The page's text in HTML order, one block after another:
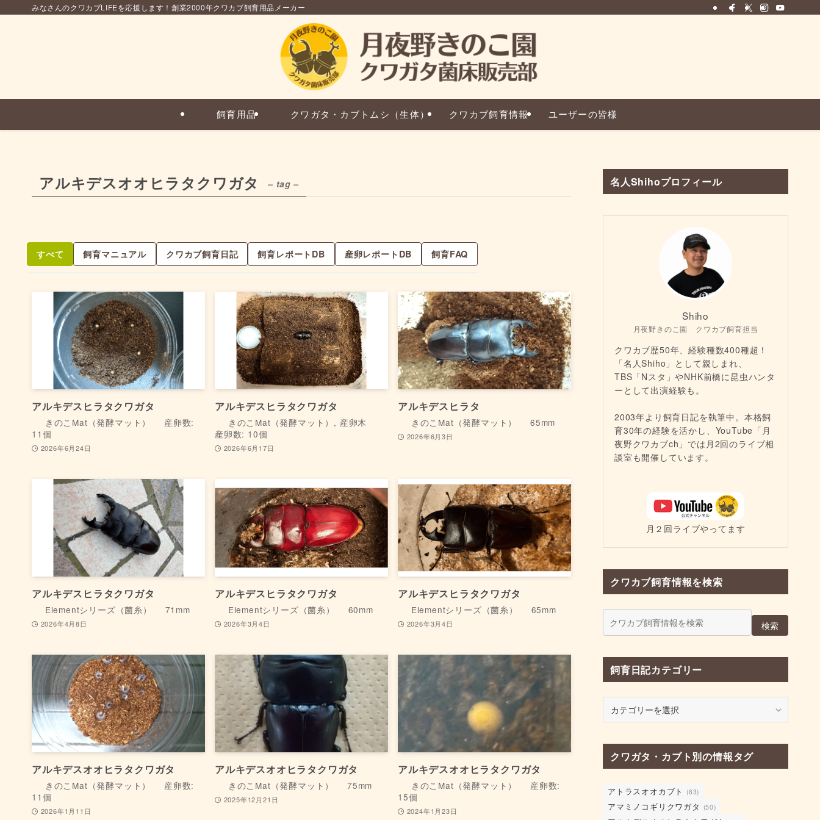
みなさんのクワカブLIFEを応援します！創業2000年クワカブ飼育用品メーカー
飼育用品 クワガタ・カブトムシ（生体） クワカブ飼育情報 ユーザーの皆様
アルキデスオオヒラタクワガタ – tag –
すべて 飼育マニュアル クワカブ飼育日記 飼育レポートDB 産卵レポートDB 飼育FAQ
アルキデスヒラタクワガタ
きのこMat（発酵マット）
産卵数:
11個
2026年6月24日
アルキデスヒラタクワガタ
きのこMat（発酵マット）, 産卵木
産卵数: 10個
2026年6月17日
アルキデスヒラタ
きのこMat（発酵マット） 65mm
2026年6月3日
アルキデスヒラタクワガタ
Elementシリーズ（菌糸） 71mm
2026年4月8日
アルキデスヒラタクワガタ
Elementシリーズ（菌糸） 60mm
2026年3月4日
アルキデスヒラタクワガタ
Elementシリーズ（菌糸） 65mm
2026年3月4日
アルキデスオオヒラタクワガタ
きのこMat（発酵マット）
産卵数:
11個
2026年1月11日
アルキデスオオヒラタクワガタ
きのこMat（発酵マット） 75mm
2025年12月21日
アルキデスオオヒラタクワガタ
きのこMat（発酵マット）
産卵数:
15個
2024年1月23日
名人Shihoプロフィール
Shiho
月夜野きのこ園 クワカブ飼育担当
クワカブ歴50年、経験種数400種超！
「名人Shiho」として親しまれ、
TBS「Nスタ」やNHK前橋に昆虫ハンタ
ーとして出演経験も。
2003年より飼育日記を執筆中。本格飼
育30年の経験を活かし、YouTube「月
夜野クワカブch」では月2回のライブ相
談室も開催しています。
月２回ライブやってます
クワカブ飼育情報を検索
検索
飼育日記カテゴリー
記
カ
テ
リ
ー
クワガタ・カブト別の情報タグ
アトラスオオカブト (63)
アマミノコギリクワガタ (50)